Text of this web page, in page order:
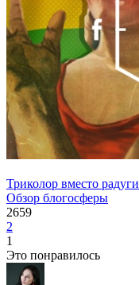
Триколор вместо радуги
Обзор блогосферы
2659
2
1
Это понравилось